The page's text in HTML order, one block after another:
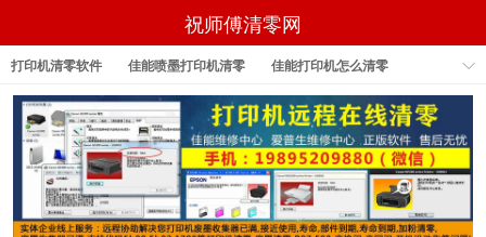
祝师傅清零网
打印机清零软件 佳能喷墨打印机清零
佳能打印机怎么清零
佳能打印机怎样清零
佳能打印机清零
佳能打印机清零软件
epson打印机清零软件